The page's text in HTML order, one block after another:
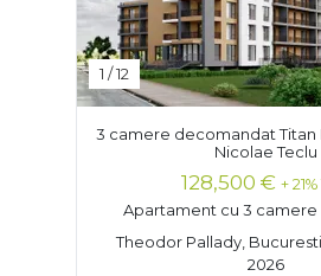
1 /12
3 camere decomandat Titan
Nicolae Teclu
128,500 € +
Apartament cu 3 camere
Theodor Pallady, Bucuresti
2026